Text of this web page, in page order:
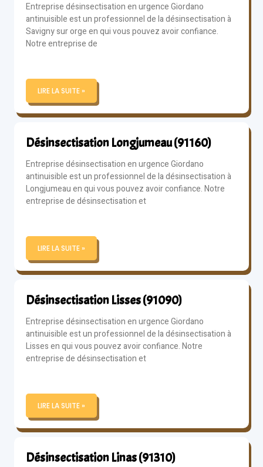
Entreprise désinsectisation en urgence Giordano
antinuisible est un professionnel de la désinsectisation à
Savigny sur orge en qui vous pouvez avoir confiance.
Notre entreprise de
LIRE LA SUITE »
Désinsectisation Longjumeau (91160)
Entreprise désinsectisation en urgence Giordano
antinuisible est un professionnel de la désinsectisation à
Longjumeau en qui vous pouvez avoir confiance. Notre
entreprise de désinsectisation et
LIRE LA SUITE »
Désinsectisation Lisses (91090)
Entreprise désinsectisation en urgence Giordano
antinuisible est un professionnel de la désinsectisation à
Lisses en qui vous pouvez avoir confiance. Notre
entreprise de désinsectisation et
LIRE LA SUITE »
Désinsectisation Linas (91310)